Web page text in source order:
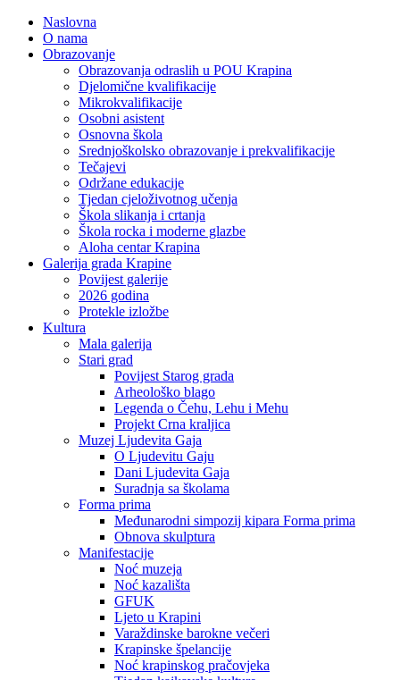
Naslovna
O nama
Obrazovanje
Obrazovanja odraslih u POU Krapina
Djelomične kvalifikacije
Mikrokvalifikacije
Osobni asistent
Osnovna škola
Srednjoškolsko obrazovanje i prekvalifikacije
Tečajevi
Održane edukacije
Tjedan cjeloživotnog učenja
Škola slikanja i crtanja
Škola rocka i moderne glazbe
Aloha centar Krapina
Galerija grada Krapine
Povijest galerije
2026 godina
Protekle izložbe
Kultura
Mala galerija
Stari grad
Povijest Starog grada
Arheološko blago
Legenda o Čehu, Lehu i Mehu
Projekt Crna kraljica
Muzej Ljudevita Gaja
O Ljudevitu Gaju
Dani Ljudevita Gaja
Suradnja sa školama
Forma prima
Međunarodni simpozij kipara Forma prima
Obnova skulptura
Manifestacije
Noć muzeja
Noć kazališta
GFUK
Ljeto u Krapini
Varaždinske barokne večeri
Krapinske špelancije
Noć krapinskog pračovjeka